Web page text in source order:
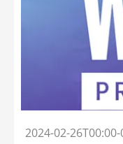
2024-02-